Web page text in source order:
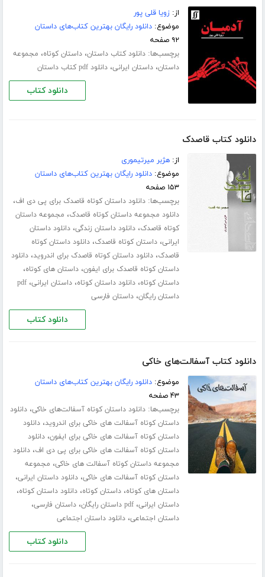
از:زویا قلی پور
موضوع:دانلود رایگان بهترین کتاب‌های داستان
۹۲ صفحه
برچسب‌ها:دانلود کتاب داستان،داستان کوتاه، مجموعه
داستان،داستان ایرانی،دانلود pdf کتاب داستان
دانلود کتاب
دانلود کتاب قاصدک
از:هژبر میرتیموری
موضوع:دانلود رایگان بهترین کتاب‌های داستان
۱۵۳ صفحه
برچسب‌ها:دانلود داستان کوتاه قاصدک برای پی دی اف،
دانلود مجموعه داستان کوتاه قاصدک، مجموعه داستان
کوتاه قاصدک،دانلود داستان زندگی،دانلود داستان
ایرانی،داستان کوتاه قاصدک،دانلود داستان کوتاه
قاصدک،دانلود داستان کوتاه قاصدک برای اندروید،دانلود
داستان کوتاه قاصدک برای ایفون،داستان های کوتاه،
داستان کوتاه،دانلود داستان کوتاه،داستان ایرانی،pdf
داستان رایگان،داستان فارسی
دانلود کتاب
دانلود کتاب آسفالت‌های خاکی
موضوع:دانلود رایگان بهترین کتاب‌های داستان
۴۳ صفحه
برچسب‌ها:دانلود داستان کوتاه آسفالت‌های خاکی،دانلود
داستان کوتاه آسفالت های خاکی برای اندروید،دانلود
داستان کوتاه آسفالت های خاکی برای ایفون،دانلود
داستان کوتاه آسفالت های خاکی برای پی دی اف،دانلود
مجموعه داستان کوتاه آسفالت های خاکی، مجموعه
داستان کوتاه آسفالت های خاکی،دانلود داستان ایرانی،
داستان های کوتاه،داستان کوتاه،دانلود داستان کوتاه،
داستان ایرانی،pdf داستان رایگان ،داستان فارسی،
داستان اجتماعی،دانلود داستان اجتماعی
دانلود کتاب